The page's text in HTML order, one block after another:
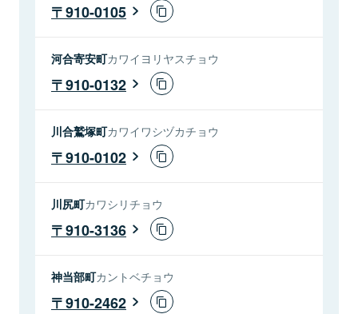
910-0105
河合寄安町カワイヨリヤスチョウ
910-0132
川合鷲塚町カワイワシヅカチョウ
910-0102
川尻町カワシリチョウ
910-3136
神当部町カントベチョウ
910-2462